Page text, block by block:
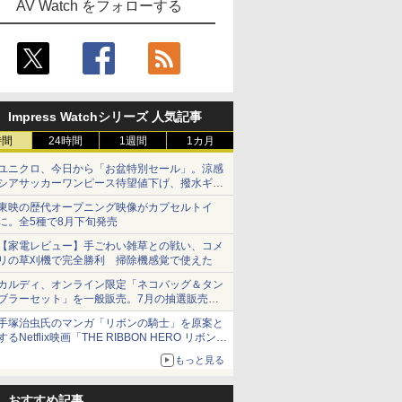
AV Watch をフォローする
Impress Watchシリーズ 人気記事
24時間 1週間 1カ月
ニクロ、今日から「お盆特別セール」。涼感
アサッカーワンピース待望値下げ、撥水ギア
ョーツは1990円に
映の歴代オープニング映像がカプセルトイ
。全5種で8月下旬発売
家電レビュー】手ごわい雑草との戦い、コメ
の草刈機で完全勝利 掃除機感覚で使えた
ルディ、オンライン限定「ネコバッグ＆タン
ラーセット」を一般販売。7月の抽選販売の
選無効分
塚治虫氏のマンガ「リボンの騎士」を原案と
るNetflix映画「THE RIBBON HERO リボンヒ
もっと見る